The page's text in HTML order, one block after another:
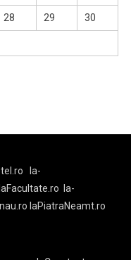
28 29 30
la-
laFacultate.ro
la-
laPiatraNeamt.ro